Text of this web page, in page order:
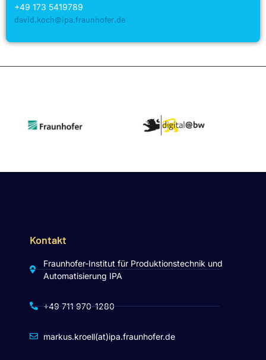
+49 173 5419789
david.koch@ipa.fraunhofer.de
Kontakt
Fraunhofer-Institut für Produktionstechnik und
Automatisierung IPA
+49 711 970-1280
markus.kroell(at)ipa.fraunhofer.de